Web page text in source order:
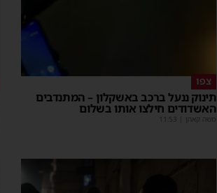
צפו
תינוק ננעל ברכב באשקלון – המתנדבים
האשדודים חילצו אותו בשלום
משה קאהן 11:53